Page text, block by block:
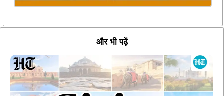
और भी पढ़ें